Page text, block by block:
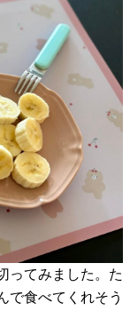
ってみました。た
で食べてくれそう